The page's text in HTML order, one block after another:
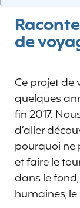
de
Ce projet de
quelques
fin 2017.
d’aller
pourquoi ne
et faire le
dans le fond,
humaines,